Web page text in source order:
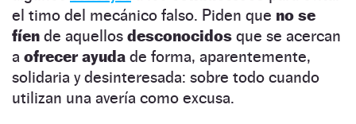
el timo del mecánico falso. Piden que no se
fíen de aquellos desconocidos que se acercan
a ofrecer ayuda de forma, aparentemente,
solidaria y desinteresada: sobre todo cuando
utilizan una avería como excusa.